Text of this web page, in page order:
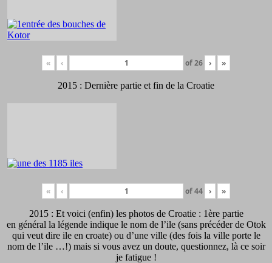
« ‹ of26 › »
2015 : Dernière partie et fin de la Croatie
« ‹ of44 › »
2015 : Et voici (enfin) les photos de Croatie : 1ère partie
en général la légende indique le nom de l’ile (sans précéder de Otok
qui veut dire ile en croate) ou d’une ville (des fois la ville porte le
nom de l’ile …!) mais si vous avez un doute, questionnez, là ce soir
je fatigue !